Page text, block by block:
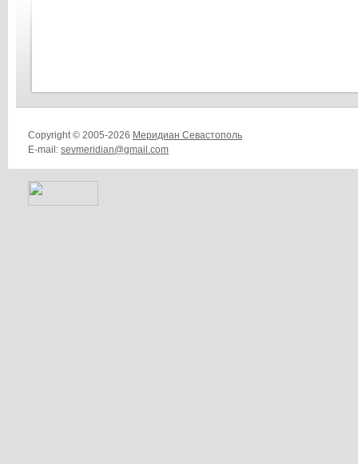
Copyright © 2005-2026 Меридиан Севастополь
E-mail: sevmeridian@gmail.com